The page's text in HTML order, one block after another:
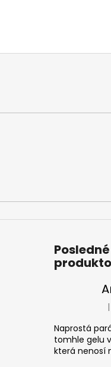
|
Naprostá
tomhle gelu
která nenosí